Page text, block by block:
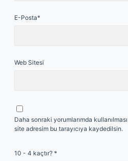
E-Posta*
Web Sitesi
Daha sonraki yorumlarımda
site adresim bu tarayıcıya kaydedilsin.
10 - 4 kaçtır? *